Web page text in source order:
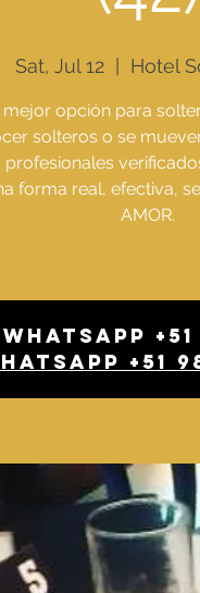
Sat, Jul 12
  |
Hotel
mejor opción para
solteros o se
forma real, efectiva,
AMOR.
+51
+51